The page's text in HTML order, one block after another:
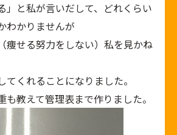
」と私が言いだして、どれくらい
わかりませんが
痩せる努力をしない）私を見かね
てくれることになりました。
も教えて管理表まで作りました。